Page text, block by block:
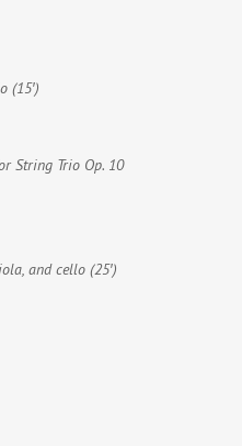
(15′)
String Trio Op. 10
and cello (25′)